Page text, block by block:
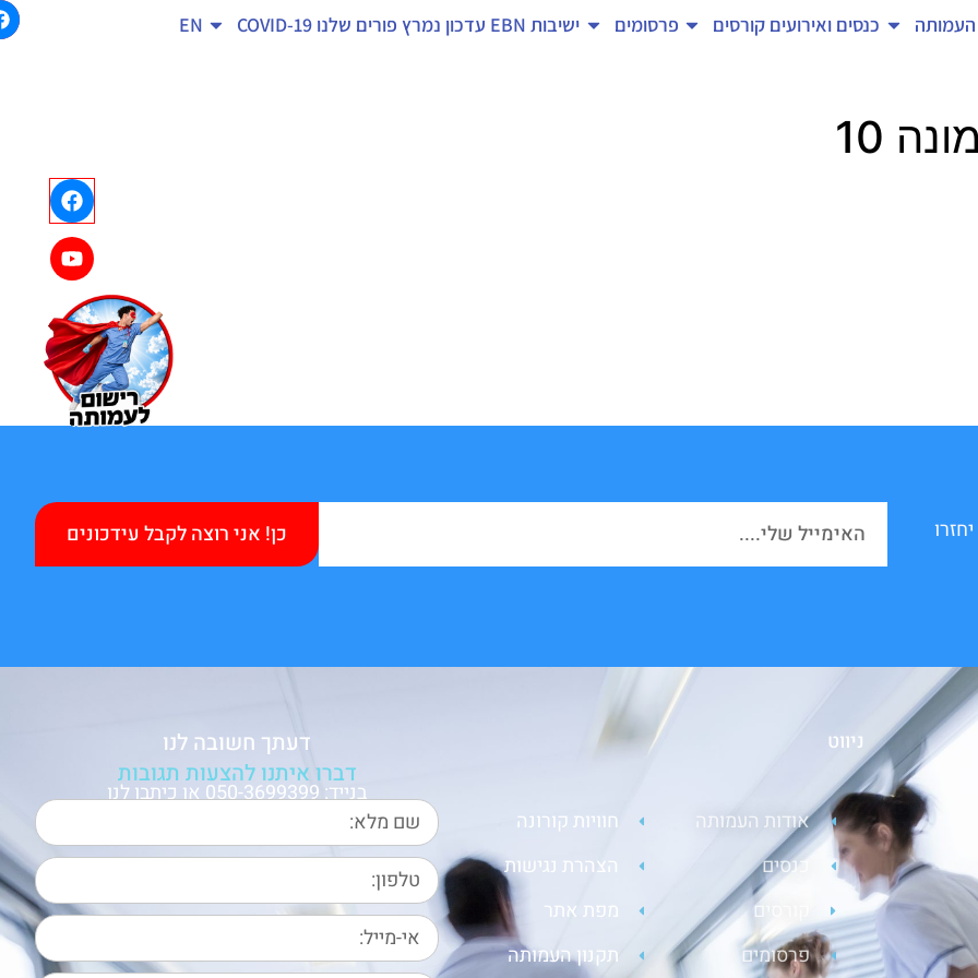
העמותה כנסים ואירועים קורסים פרסומים ישיבות EBN עדכון נמרץ פורים שלנו COVID-19
EN
10
כן! אני רוצה לקבל עידכונים
ניווט
אודות העמותה
כנסים
קורסים
פרסומים
חוויות קורונה
הצהרת נגישות
מפת אתר
תקנון העמותה
דעתך חשובה לנו
דברו איתנו להצעות תגובות
בנייד: 050-3699399 או כיתבו לנו